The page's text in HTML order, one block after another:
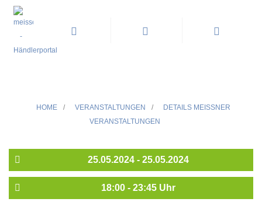
»Lange Nacht der Kunst, Kultur
HOME / VERANSTALTUNGEN /
DETAILS MEISSNER V
ERANSTALTUNGEN
25.05.2024 - 25.05.2024
18:00 - 23:45 Uhr